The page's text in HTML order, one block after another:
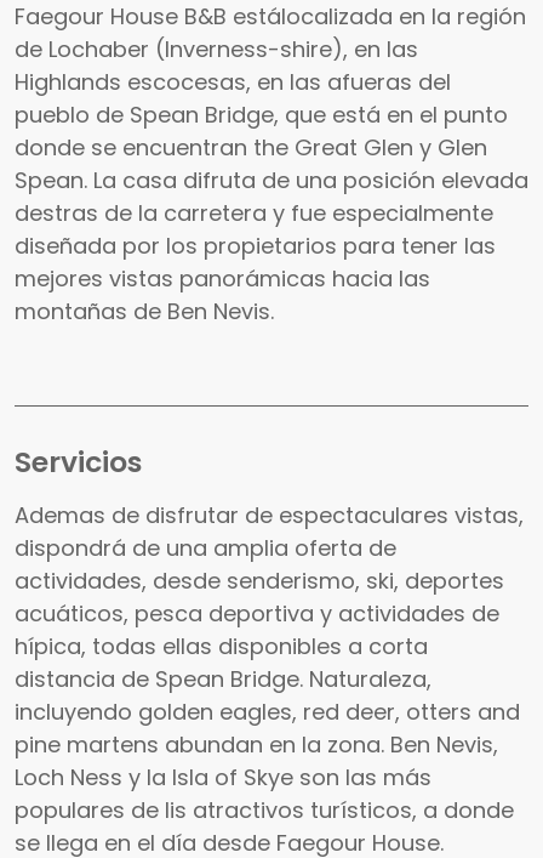
Faegour House B&B estálocalizada en la región
de Lochaber (Inverness-shire), en las
Highlands escocesas, en las afueras del
pueblo de Spean Bridge, que está en el punto
donde se encuentran the Great Glen y Glen
Spean. La casa difruta de una posición elevada
destras de la carretera y fue especialmente
diseñada por los propietarios para tener las
mejores vistas panorámicas hacia las
montañas de Ben Nevis.
Servicios
Ademas de disfrutar de espectaculares vistas,
dispondrá de una amplia oferta de
actividades, desde senderismo, ski, deportes
acuáticos, pesca deportiva y actividades de
hípica, todas ellas disponibles a corta
distancia de Spean Bridge. Naturaleza,
incluyendo golden eagles, red deer, otters and
pine martens abundan en la zona. Ben Nevis,
Loch Ness y la Isla of Skye son las más
populares de lis atractivos turísticos, a donde
se llega en el día desde Faegour House.